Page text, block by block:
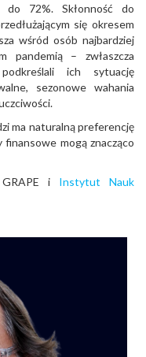
do 72%. Skłonność do
się okresem
wśród osób najbardziej
pandemią – zwłaszcza
ich sytuację
sezonowe wahania
ma naturalną preferencję
finansowe mogą znacząco
GRAPE i Instytut Nauk